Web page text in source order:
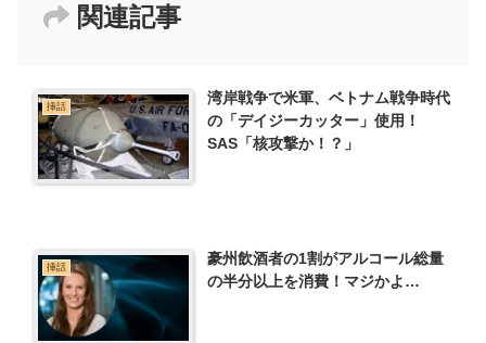
関連記事
挿話
湾岸戦争で米軍、ベトナム戦争時代
の「デイジーカッター」使用！
SAS「核攻撃か！？」
挿話
豪州飲酒者の1割がアルコール総量
の半分以上を消費！マジかよ…